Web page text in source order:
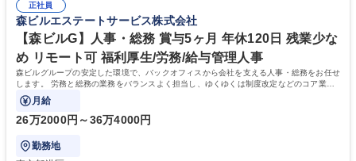
正社員
森ビルエステートサービス株式会社
【森ビルG】人事・総務 賞与5ヶ月 年休120日 残業少な
め リモート可 福利厚生/労務/給与管理人事
森ビルグループの安定した環境で、バックオフィスから会社を支える人事・総務をお任せ
します。 労務と総務の業務をバランスよく担当し、ゆくゆくは制度改定などのコア業務
にも挑戦できる、やりがいある環境です。
月給
26万2000円～36万4000円
勤務地